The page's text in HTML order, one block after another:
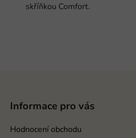
skříňkou Comfort.
Informace pro vás
Hodnocení obchodu